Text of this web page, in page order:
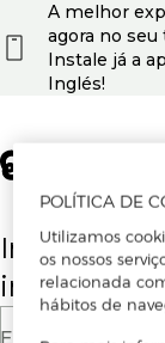
Insira o seu
iniciar
A melhor
agora no
Instale já a
Inglés!
POLÍTICA DE
Utilizamos
os nossos
relacionada
hábitos de